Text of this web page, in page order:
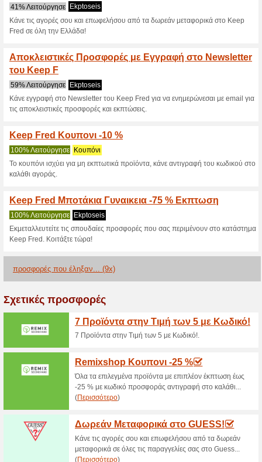
Τρέχουσες
2026)
Keep Fred Outlet
Έκπτωση & ΑΝΩ!
63% Λειτούργησε Ekptoseis
Μεγάλες Προσφορές σας
ANΩ σε παπούτσια με πολύ
ΚΛΙΚ και ΔΕΣ!
SNEAKERS -
στα Keep Fred
73% Λειτούργησε Ekptoseis